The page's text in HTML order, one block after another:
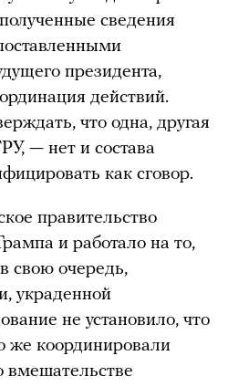
сведения
президента,
действий.
что одна, другая
— нет и состава
как сговор.
правительство
и работало на то,
свою очередь,
украденной
не установило, что
же координировали
вмешательстве